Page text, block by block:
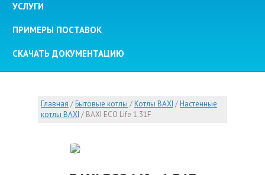
УСЛУГИ
ПРИМЕРЫ ПОСТАВОК
СКАЧАТЬ ДОКУМЕНТАЦИЮ
Главная /Бытовые котлы /Котлы BAXI /Настенные
котлы BAXI / BAXI ECO Life 1.31F